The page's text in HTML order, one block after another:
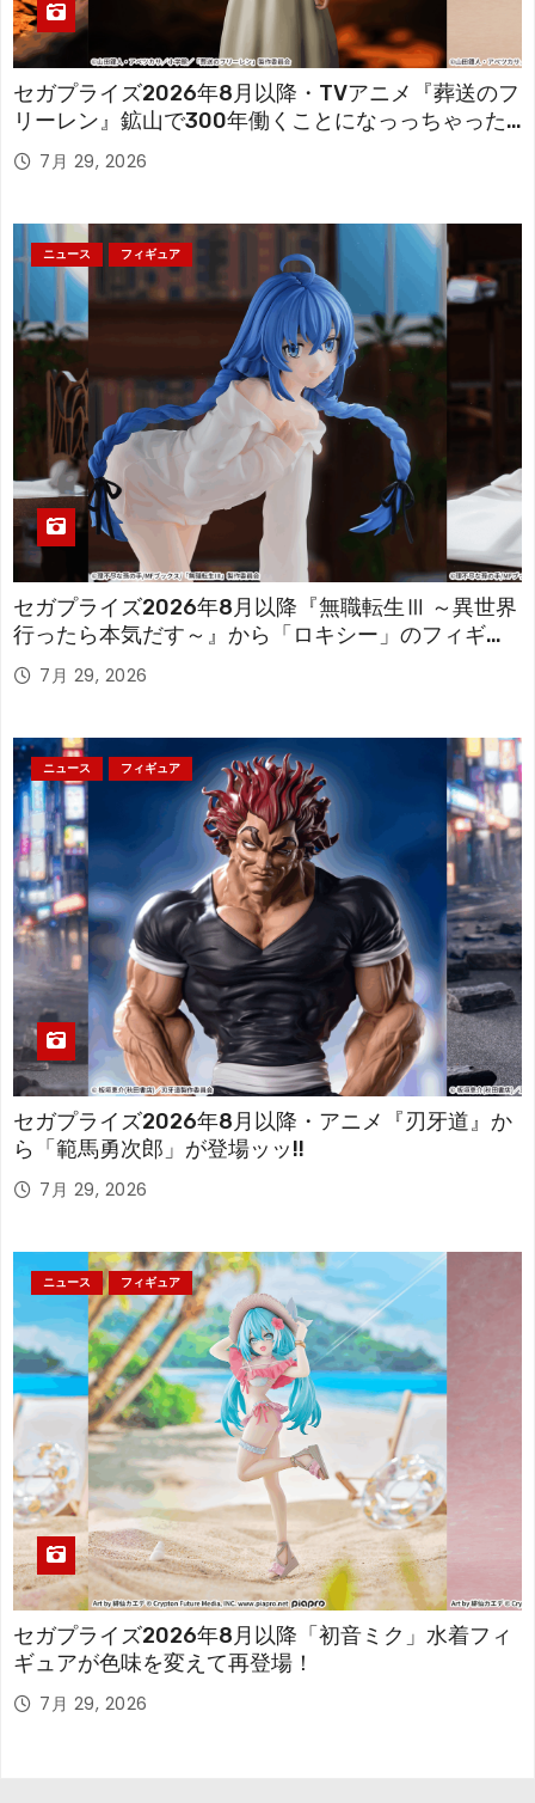
セガプライズ2026年8月以降・TVアニメ『葬送のフ
リーレン』鉱山で300年働くことになっっちゃった
「フリーレン」を立体化！
7月 29, 2026
ニュース フィギュア
セガプライズ2026年8月以降『無職転生Ⅲ ～異世界
行ったら本気だす～』から「ロキシー」のフィギュ
アが登場！
7月 29, 2026
ニュース フィギュア
セガプライズ2026年8月以降・アニメ『刃牙道』か
ら「範馬勇次郎」が登場ッッ!!
7月 29, 2026
ニュース フィギュア
セガプライズ2026年8月以降「初音ミク」水着フィ
ギュアが色味を変えて再登場！
7月 29, 2026